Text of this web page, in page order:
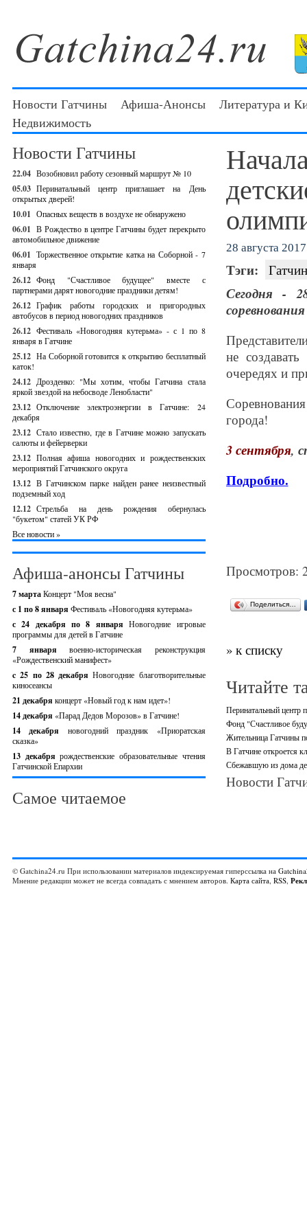
Новости Гатчины Афиша-Анонсы
Литература и
Недвижимость
Новости Гатчины
22.04 Возобновил работу сезонный маршрут № 10
05.03 Перинатальный центр приглашает на День
открытых дверей!
10.01 Опасных веществ в воздухе не обнаружено
06.01 В Рождество в центре Гатчины будет перекрыто
автомобильное движение
06.01 Торжественное открытие катка на Соборной - 7
января
26.12 Фонд "Счастливое будущее" вместе с
партнерами дарят новогодние праздники детям!
26.12 График работы городских и пригородных
автобусов в период новогодних праздников
26.12 Фестиваль «Новогодняя кутерьма» - с 1 по 8
января в Гатчине
25.12 На Соборной готовится к открытию бесплатный
каток!
24.12 Дрозденко: "Мы хотим, чтобы Гатчина стала
яркой звездой на небосводе Ленобласти"
23.12 Отключение электроэнергии в Гатчине: 24
декабря
23.12 Стало известно, где в Гатчине можно запускать
салюты и фейерверки
23.12 Полная афиша новогодних и рождественских
мероприятий Гатчинского округа
13.12 В Гатчинском парке найден ранее неизвестный
подземный ход
12.12 Стрельба на день рождения обернулась
"букетом" статей УК РФ
Все новости »
Афиша-анонсы Гатчины
7 мартаКонцерт "Моя весна"
с 1 по 8 января Фестиваль «Новогодняя кутерьма»
с 24 декабря по 8 январяНовогодние игровые
программы для детей в Гатчине
7 январявоенно-историческая реконструкция
«Рождественский манифест»
c 25 по 28 декабряНовогодние благотворительные
киносеансы
21 декабря концерт «Новый год к нам идет»!
14 декабря «Парад Дедов Морозов» в Гатчине!
14 декабря новогодний праздник «Приоратская
сказка»
13 декабрярождественские образовательные чтения
Гатчинской Епархии
Самое читаемое
28 августа 2017
Тэги:
Сегодня -
не
очередях и
города!
3 сентября,
Подробно.
Просмотров:
Поделиться…
» к списку
Читайте
Перинатальный центр
Фонд "Счастливое
Жительница Гатчины
В Гатчине откроется
Сбежавшую из дома
Новости
© Gatchina24.ru При использовании материалов индексируемая гиперссылка на
Мнение редакции может не всегда совпадать с мнением авторов. Карта сайта, RSS,